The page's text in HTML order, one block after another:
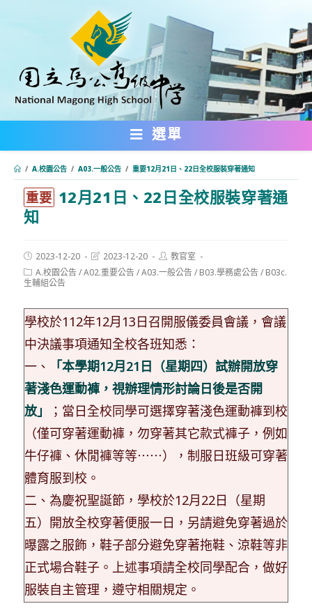
內
選單
/ A.校園公告 / A03.一般公告 / 重要12月21日、22日全校服裝穿著通知
重要 12月21日、22日全校服裝穿著通
知
Post
published:
2023-12-20
Post
last
modified:
2023-12-20
Post
author:
教官室
Post
category:
A.校園公告/A02.重要公告/A03.一般公告/ B03.學務處公告/ B03c.
生輔組公告
學校於112年12月13日召開服儀委員會議，會議
中決議事項通知全校各班知悉：
一、
「本學期12月21日（星期四）試辦開放穿
著淺色運動褲，視辦理情形討論日後是否開
放」
；當日全校同學可選擇穿著淺色運動褲到校
（僅可穿著運動褲，勿穿著其它款式褲子，例如
牛仔褲、休閒褲等等⋯⋯），制服日班級可穿著
體育服到校。
二、為慶祝聖誕節，學校於12月22日（星期
五）開放全校穿著便服一日，另請避免穿著過於
曝露之服飾，鞋子部分避免穿著拖鞋、涼鞋等非
正式場合鞋子。上述事項請全校同學配合，做好
服裝自主管理，遵守相關規定。